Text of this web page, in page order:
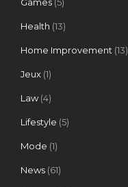
Health (13)
Home Improvement (13)
Jeux (1)
Law(4)
Lifestyle (5)
Mode (1)
News (61)